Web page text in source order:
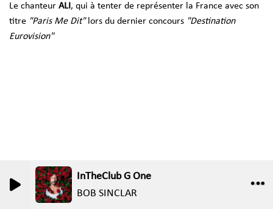
InTheClub G One
BOB SINCLAR
0
Le chanteur ALI, qui à tenter de représenter la France avec son
titre "Paris Me Dit"lors du dernier concours "Destination
Eurovision"